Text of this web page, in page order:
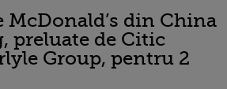
McDonald’s din China
preluate de Citic
Group, pentru 2